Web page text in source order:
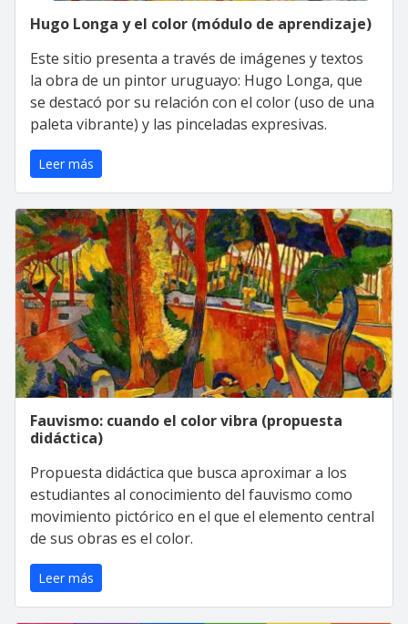
Hugo Longa y el color (módulo de aprendizaje)
Este sitio presenta a través de imágenes y textos
la obra de un pintor uruguayo: Hugo Longa, que
se destacó por su relación con el color (uso de una
paleta vibrante) y las pinceladas expresivas.
Leer más
Fauvismo: cuando el color vibra (propuesta
didáctica)
Propuesta didáctica que busca aproximar a los
estudiantes al conocimiento del fauvismo como
movimiento pictórico en el que el elemento central
de sus obras es el color.
Leer más